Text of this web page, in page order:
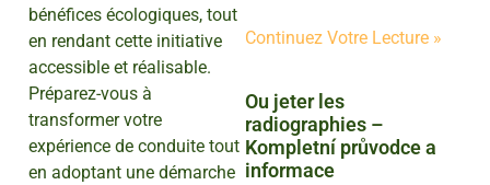
bénéfices écologiques, tout
en rendant cette initiative
accessible et réalisable.
Préparez-vous à
transformer votre
expérience de conduite tout
en adoptant une démarche
Continuez Votre Lecture »
Ou jeter les
radiographies –
Kompletní průvodce a
informace